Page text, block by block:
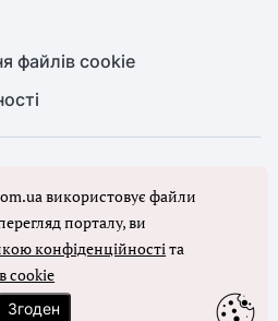
файлів cookie
будь-яких матеріалів сайту,
оглядів допускаються лише з
Головбух
використовує файли
порталу, ви
конфіденційностіта
cookie
Згоден